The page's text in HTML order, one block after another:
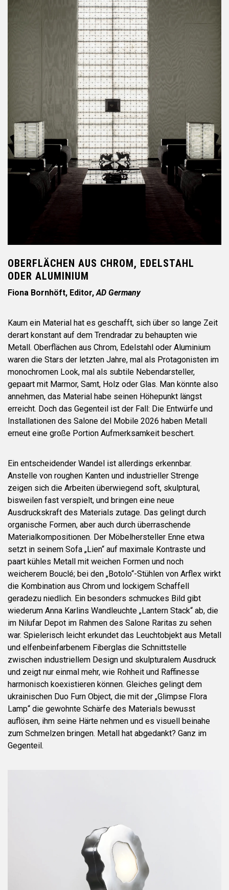
OBERFLÄCHEN AUS CHROM, EDELSTAHL
ODER ALUMINIUM
Fiona Bornhöft, Editor, AD Germany
Kaum ein Material hat es geschafft, sich über so lange Zeit
derart konstant auf dem Trendradar zu behaupten wie
Metall. Oberflächen aus Chrom, Edelstahl oder Aluminium
waren die Stars der letzten Jahre, mal als Protagonisten im
monochromen Look, mal als subtile Nebendarsteller,
gepaart mit Marmor, Samt, Holz oder Glas. Man könnte also
annehmen, das Material habe seinen Höhepunkt längst
erreicht. Doch das Gegenteil ist der Fall: Die Entwürfe und
Installationen des Salone del Mobile 2026 haben Metall
erneut eine große Portion Aufmerksamkeit beschert.
Ein entscheidender Wandel ist allerdings erkennbar.
Anstelle von roughen Kanten und industrieller Strenge
zeigen sich die Arbeiten überwiegend soft, skulptural,
bisweilen fast verspielt, und bringen eine neue
Ausdruckskraft des Materials zutage. Das gelingt durch
organische Formen, aber auch durch überraschende
Materialkompositionen. Der Möbelhersteller Enne etwa
setzt in seinem Sofa „Lien“ auf maximale Kontraste und
paart kühles Metall mit weichen Formen und noch
weicherem Bouclé; bei den „Botolo“-Stühlen von Arflex wirkt
die Kombination aus Chrom und lockigem Schaffell
geradezu niedlich. Ein besonders schmuckes Bild gibt
wiederum Anna Karlins Wandleuchte „Lantern Stack“ ab, die
im Nilufar Depot im Rahmen des Salone Raritas zu sehen
war. Spielerisch leicht erkundet das Leuchtobjekt aus Metall
und elfenbeinfarbenem Fiberglas die Schnittstelle
zwischen industriellem Design und skulpturalem Ausdruck
und zeigt nur einmal mehr, wie Rohheit und Raffinesse
harmonisch koexistieren können. Gleiches gelingt dem
ukrainischen Duo Furn Object, die mit der „Glimpse Flora
Lamp“ die gewohnte Schärfe des Materials bewusst
auflösen, ihm seine Härte nehmen und es visuell beinahe
zum Schmelzen bringen. Metall hat abgedankt? Ganz im
Gegenteil.